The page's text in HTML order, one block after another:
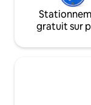
gratuit sur